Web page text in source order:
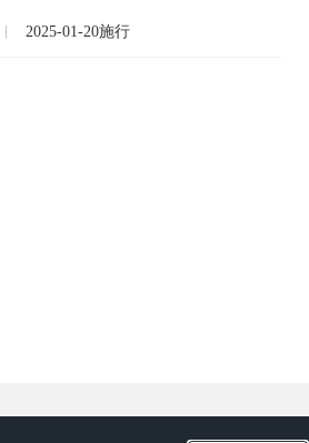
2025-01-20施行